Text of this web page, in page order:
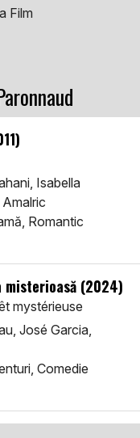
Film
Isabella
Romantic
misterioasă (2024)
mystérieuse
José Garcia,
Comedie